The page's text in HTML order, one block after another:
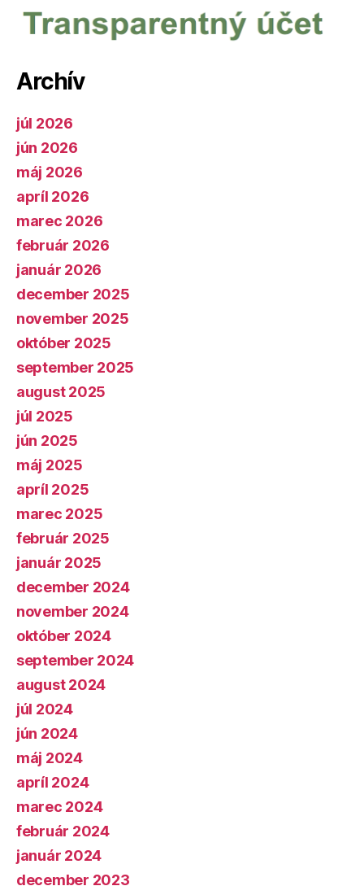
Archív
júl 2026
jún 2026
máj 2026
apríl 2026
marec 2026
február 2026
január 2026
december 2025
november 2025
október 2025
september 2025
august 2025
júl 2025
jún 2025
máj 2025
apríl 2025
marec 2025
február 2025
január 2025
december 2024
november 2024
október 2024
september 2024
august 2024
júl 2024
jún 2024
máj 2024
apríl 2024
marec 2024
február 2024
január 2024
december 2023